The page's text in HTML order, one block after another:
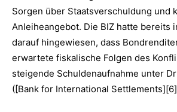
Sorgen über Staatsverschuldung und
Anleiheangebot. Die BIZ hatte bereits
darauf hingewiesen, dass
erwartete fiskalische Folgen des
steigende Schuldenaufnahme unter
([Bank for International